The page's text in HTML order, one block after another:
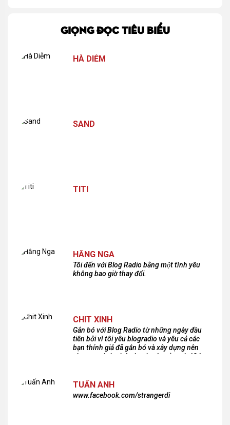
GIỌNG ĐỌC TIÊU BIỂU
HÀ DIỄM
SAND
TITI
HẰNG NGA
Tôi đến với Blog Radio bằng một tình yêu
không bao giờ thay đổi.
CHIT XINH
Gắn bó với Blog Radio từ những ngày đầu
tiên bởi vì tôi yêu blogradio và yêu cả các
bạn thính giả đã gắn bó và xây dựng nên
chương trình phát thanh xúc cảm này!Cám
TUẤN ANH
www.facebook.com/strangerdi